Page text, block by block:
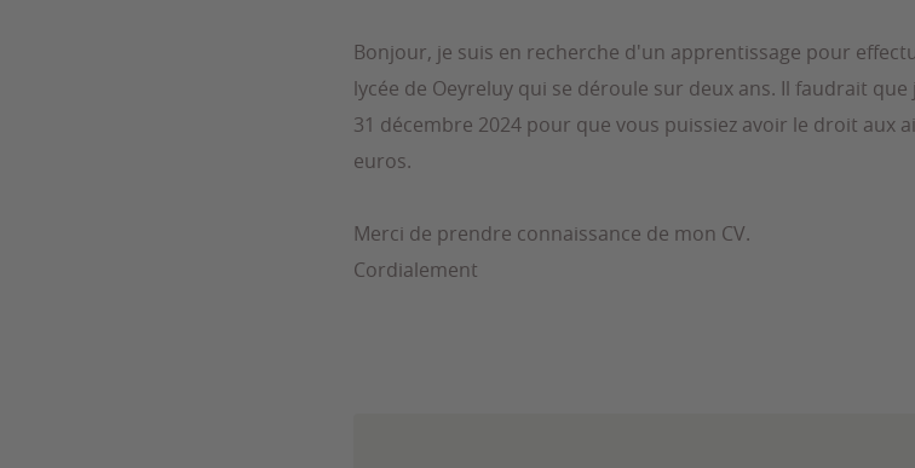
Bonjour, je suis en recherche d'un apprentissage pour
lycée de Oeyreluy qui se déroule sur deux ans. Il faudrait
31 décembre 2024 pour que vous puissiez avoir le droit aux
euros.
Merci de prendre connaissance de mon CV.
Cordialement